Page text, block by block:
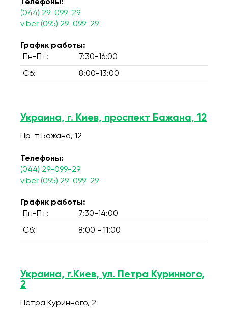
Телефоны:
(044) 29-099-29
viber (095) 29-099-29
График работы:
Пн-Пт:
7:30-16:00
Сб: 8:00-13:00
Украина, г. Киев, проспект Бажана, 12
Пр-т Бажана, 12
Телефоны:
(044) 29-099-29
viber (095) 29-099-29
График работы:
Пн-Пт:
7:30-14:00
Сб: 8:00 - 11:00
Украина, г.Киев, ул. Петра Куринного,
2
Петра Куринного, 2